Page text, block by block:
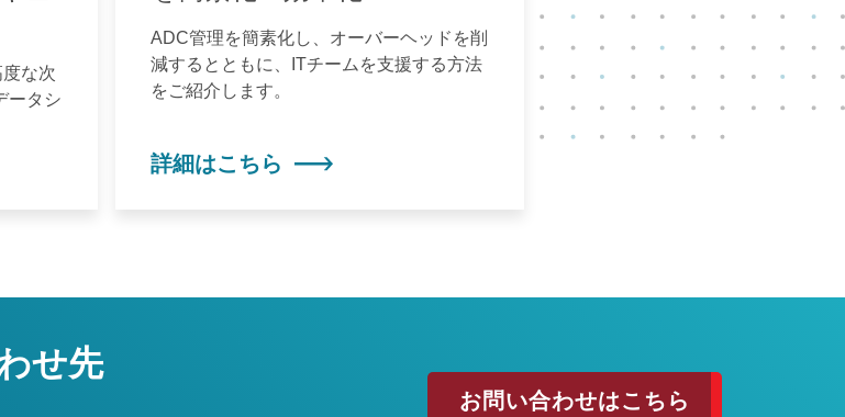
な次
ータシ
ADC管理を簡素化し、オーバーヘッドを削
減するとともに、ITチームを支援する方法
をご紹介します。
詳細はこちら
せ先
お問い合わせはこちら